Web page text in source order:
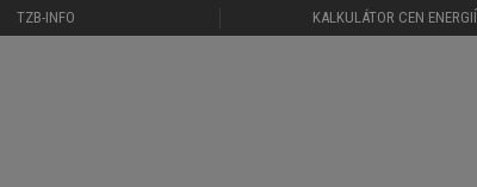
TZB-INFO KALKULÁTOR CEN ENERGIÍ